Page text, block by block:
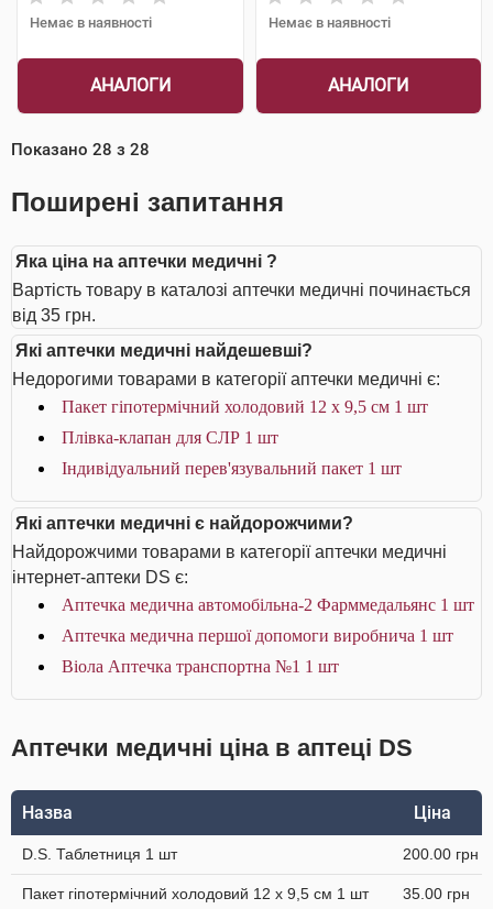
Немає в наявності
АНАЛОГИ
Немає в наявності
АНАЛОГИ
Показано 28 з 28
Поширені запитання
Яка ціна на аптечки медичні ?
Вартість товару в каталозі аптечки медичні починається
від 35 грн.
Які аптечки медичні найдешевші?
Недорогими товарами в категорії аптечки медичні є:
Пакет гіпотермічний холодовий 12 x 9,5 см 1 шт
Плівка-клапан для СЛР 1 шт
Індивідуальний перев'язувальний пакет 1 шт
Які аптечки медичні є найдорожчими?
Найдорожчими товарами в категорії аптечки медичні
інтернет-аптеки DS є:
Аптечка медична автомобільна-2 Фарммедальянс 1 шт
Аптечка медична першої допомоги виробнича 1 шт
Віола Аптечка транспортна №1 1 шт
Аптечки медичні ціна в аптеці DS
Назва Ціна
D.S. Таблетниця 1 шт 200.00 грн
Пакет гіпотермічний холодовий 12 x 9,5 см 1 шт 35.00 грн